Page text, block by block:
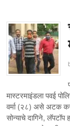
मास्टरमाइंडला पवई
वर्मा (२८) असे अटक
सोन्याचे दागिने,